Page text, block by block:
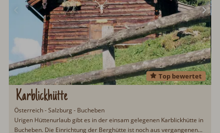
Karblickhütte
Top bewertet
Österreich - Salzburg - Bucheben
Urigen Hüttenurlaub gibt es in der einsam gelegenen Karblickhütte in
Bucheben. Die Einrichtung der Berghütte ist noch aus vergangenen